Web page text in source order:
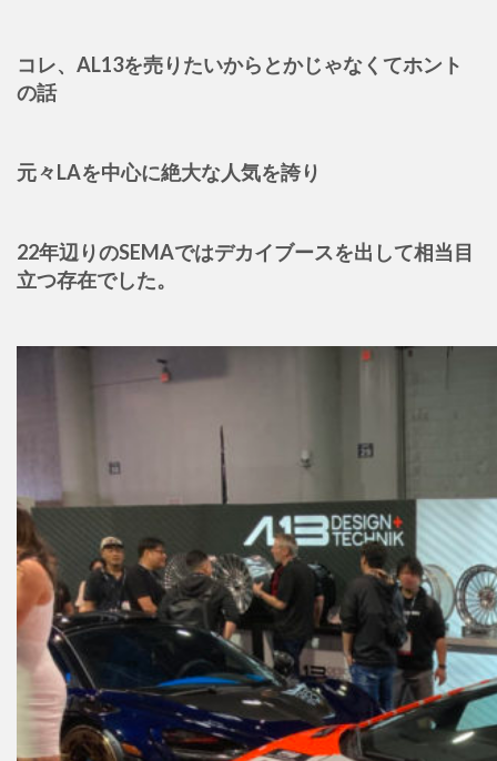
コレ、AL13を売りたいからとかじゃなくてホント
の話
元々LAを中心に絶大な人気を誇り
22年辺りのSEMAではデカイブースを出して相当目
立つ存在でした。